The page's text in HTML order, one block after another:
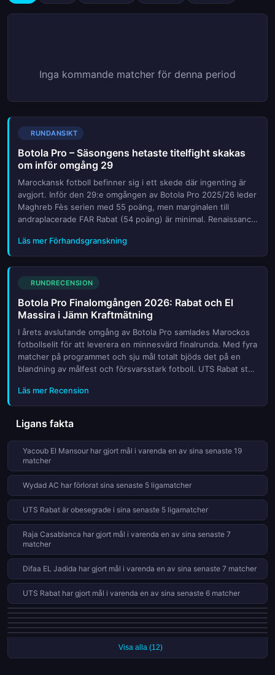
Inga kommande matcher för denna period
RUNDANSIKT
Botola Pro – Säsongens hetaste titelfight skakas
om inför omgång 29
Marockansk fotboll befinner sig i ett skede där ingenting är
avgjort. Inför den 29:e omgången av Botola Pro 2025/26 leder
Maghreb Fès serien med 55 poäng, men marginalen till
andraplacerade FAR Rabat (54 poäng) är minimal. Renaissance
att n...
Läs mer Förhandsgranskning
RUNDRECENSION
Botola Pro Finalomgången 2026: Rabat och El
Massira i Jämn Kraftmätning
I årets avslutande omgång av Botola Pro samlades Marockos
fotbollselit för att leverera en minnesvärd finalrunda. Med fyra
matcher på programmet och sju mål totalt bjöds det på en
blandning av målfest och försvarsstark fotboll. UTS Rabat stod
Läs mer Recension
Ligans fakta
Yacoub El Mansour har gjort mål i varenda en av sina senaste 19
matcher
Wydad AC har förlorat sina senaste 5 ligamatcher
UTS Rabat är obesegrade i sina senaste 5 ligamatcher
Raja Casablanca har gjort mål i varenda en av sina senaste 7
matcher
Difaa EL Jadida har gjort mål i varenda en av sina senaste 7 matcher
UTS Rabat har gjort mål i varenda en av sina senaste 6 matcher
UTS Rabat har fått 8 röda kort i 25 matcher den här säsongen
Olympique Safi har fått 8 röda kort i 25 matcher den här säsongen
FUS Rabat har släppt in mål i varenda en av sina senaste 7 matcher
Wydad AC har släppt in mål i varenda en av sina senaste 7 matcher
Olympique Dcheïra har förlorat 8 av 13 hemmamatcher (62%)
Visa alla (12)